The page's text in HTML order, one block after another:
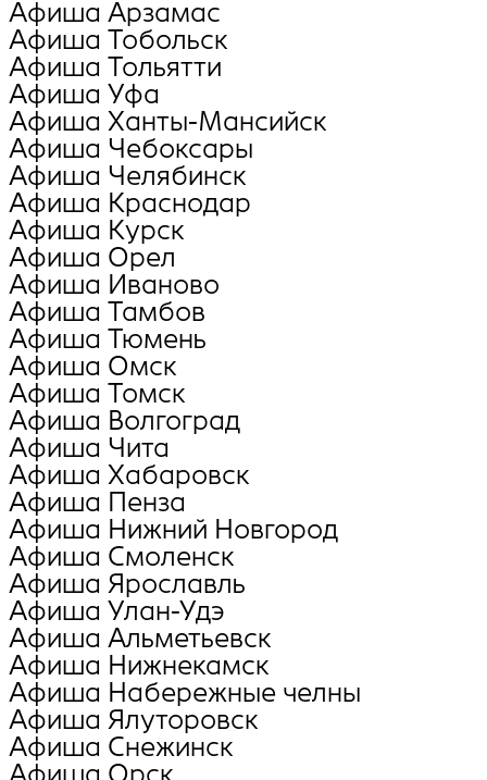
Афиша Арзамас
Афиша Тобольск
Афиша Тольятти
Афиша Уфа
Афиша Ханты-Мансийск
Афиша Чебоксары
Афиша Челябинск
Афиша Краснодар
Афиша Курск
Афиша Орел
Афиша Иваново
Афиша Тамбов
Афиша Тюмень
Афиша Омск
Афиша Томск
Афиша Волгоград
Афиша Чита
Афиша Хабаровск
Афиша Пенза
Афиша Нижний Новгород
Афиша Смоленск
Афиша Ярославль
Афиша Улан-Удэ
Афиша Альметьевск
Афиша Нижнекамск
Афиша Набережные челны
Афиша Ялуторовск
Афиша Снежинск
Афиша Орск